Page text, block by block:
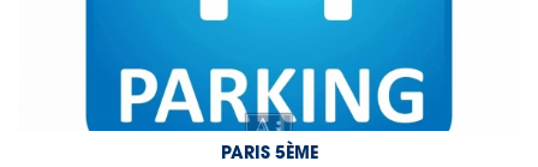
PARIS 5ÈME